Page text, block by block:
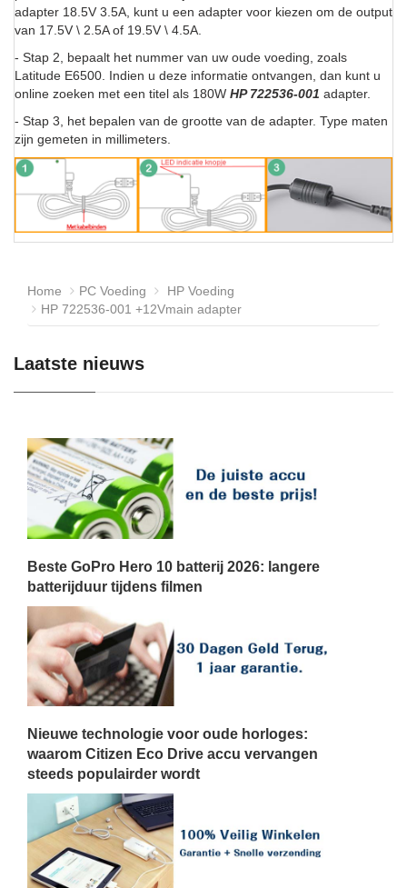
adapter 18.5V 3.5A, kunt u een adapter voor kiezen om de output
van 17.5V \ 2.5A of 19.5V \ 4.5A.
- Stap 2, bepaalt het nummer van uw oude voeding, zoals
Latitude E6500. Indien u deze informatie ontvangen, dan kunt u
online zoeken met een titel als 180W HP 722536-001 adapter.
- Stap 3, het bepalen van de grootte van de adapter. Type maten
zijn gemeten in millimeters.
Home PC Voeding
HP Voeding
HP 722536-001 +12Vmain adapter
Laatste nieuws
Beste GoPro Hero 10 batterij 2026: langere
batterijduur tijdens filmen
Nieuwe technologie voor oude horloges:
waarom Citizen Eco Drive accu vervangen
steeds populairder wordt